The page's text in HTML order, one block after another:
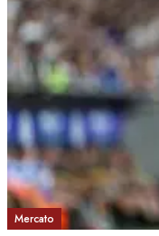
Mercato